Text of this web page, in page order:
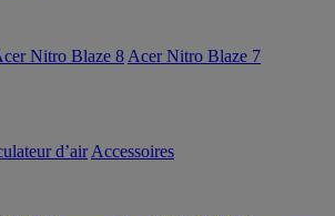
Nitro Blaze 8 Acer Nitro Blaze 7
d’air Accessoires